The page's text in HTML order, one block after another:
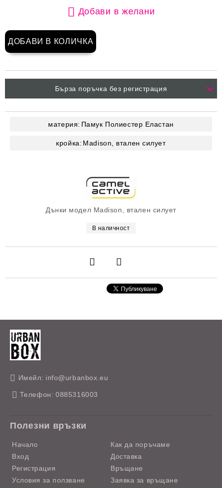
Дънки модел Madison, втален силует
В наличност
Добави в желани
Бърза поръчка без регистрация
материя: Памук Полиестер Еластан
кройка: Madison, втален силует
Имейл: info@urbanbox.eu
Телефон: 0885316003
Полезни връзки
Начало
Вход
Регистрация
Условия за ползване
Как да поръчаме
Доставка
Връщане
Заявка за връщане